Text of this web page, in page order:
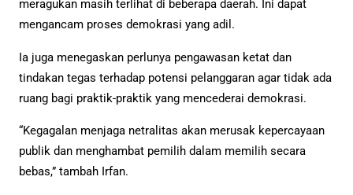
meragukan masih terlihat di beberapa daerah. Ini dapat
mengancam proses demokrasi yang adil.
Ia juga menegaskan perlunya pengawasan ketat dan
tindakan tegas terhadap potensi pelanggaran agar tidak ada
ruang bagi praktik-praktik yang mencederai demokrasi.
“Kegagalan menjaga netralitas akan merusak kepercayaan
publik dan menghambat pemilih dalam memilih secara
bebas,” tambah Irfan.